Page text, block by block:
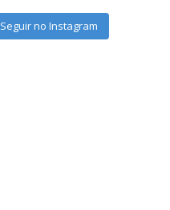
Seguir no Instagram